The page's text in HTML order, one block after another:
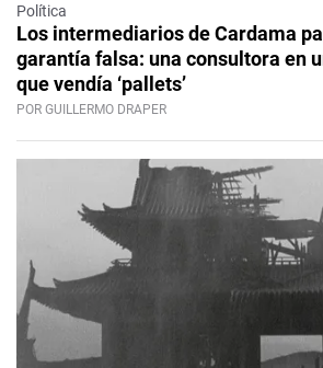
Política
Los intermediarios de Cardama
garantía falsa: una consultora en
que vendía ‘pallets’
POR GUILLERMO DRAPER